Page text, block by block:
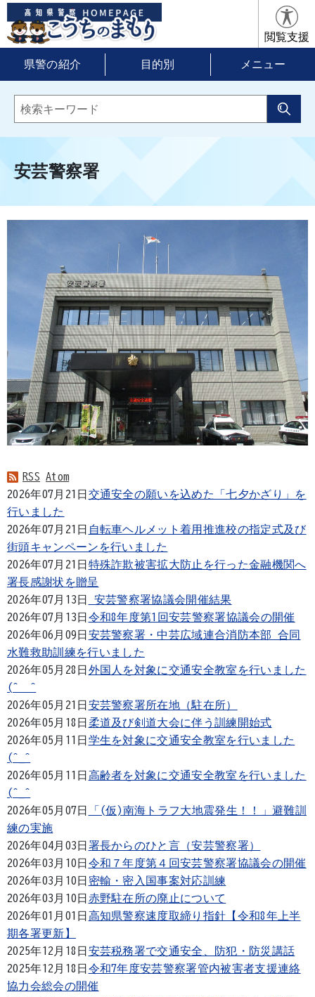
閲覧支援
県警の紹介 目的別 メニュー
安芸警察署
RSS Atom
2026年07月21日 交通安全の願いを込めた「七夕かざり」を
行いました
2026年07月21日 自転車ヘルメット着用推進校の指定式及び
街頭キャンペーンを行いました
2026年07月21日 特殊詐欺被害拡大防止を行った金融機関へ
署長感謝状を贈呈
2026年07月13日
安芸警察署協議会開催結果
2026年07月13日 令和8年度第1回安芸警察署協議会の開催
2026年06月09日 安芸警察署・中芸広域連合消防本部 合同
水難救助訓練を行いました
2026年05月28日 外国人を対象に交通安全教室を行いました
(^＿^
2026年05月21日 安芸警察署所在地（駐在所）
2026年05月18日 柔道及び剣道大会に伴う訓練開始式
2026年05月11日 学生を対象に交通安全教室を行いました
(^_^
2026年05月11日 高齢者を対象に交通安全教室を行いました
(^_^
2026年05月07日
「(仮)南海トラフ大地震発生！！」避難訓
練の実施
2026年04月03日 署長からのひと言（安芸警察署）
2026年03月10日 令和７年度第４回安芸警察署協議会の開催
2026年03月10日 密輸・密入国事案対応訓練
2026年03月10日 赤野駐在所の廃止について
2026年01月01日 高知県警察速度取締り指針【令和8年上半
期各署更新】
2025年12月18日 安芸税務署で交通安全、防犯・防災講話
2025年12月18日 令和7年度安芸警察署管内被害者支援連絡
協力会総会の開催